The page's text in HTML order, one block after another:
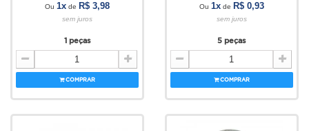
Ou 1x de R$ 3,98
sem juros
1 peças
COMPRAR
Ou 1x de R$ 0,93
sem juros
5 peças
COMPRAR